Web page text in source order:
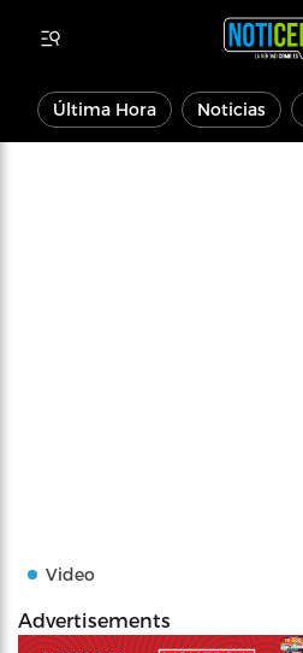
Última Hora Noticias
Video
Advertisements